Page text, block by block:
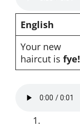
English
Your new
haircut is fye!